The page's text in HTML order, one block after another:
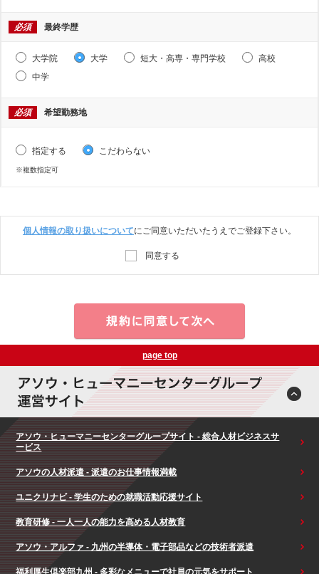
必須 最終学歴
大学院 大学 短大・高専・専門学校
高校
中学
必須 希望勤務地
指定する こだわらない
※複数指定可
個人情報の取り扱いについてにご同意いただいたうえでご登録下さい。
同意する
page top
アソウ・ヒューマニーセンターグループサイト - 総合人材ビジネスサ
ービス
アソウの人材派遣 - 派遣のお仕事情報満載
ユニクリナビ - 学生のための就職活動応援サイト
教育研修 - 一人一人の能力を高める人材教育
アソウ・アルファ - 九州の半導体・電子部品などの技術者派遣
福利厚生倶楽部九州 - 多彩なメニューで社員の元気をサポート